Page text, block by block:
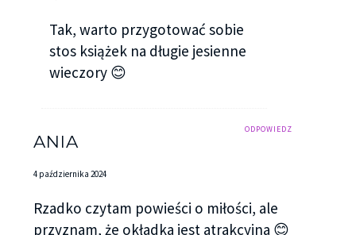
Tak, warto przygotować sobie
stos książek na długie jesienne
wieczory 😊
ODPOWIEDZ
ANIA
4 października 2024
Rzadko czytam powieści o miłości, ale
przyznam, że okładka jest atrakcyjna 😊